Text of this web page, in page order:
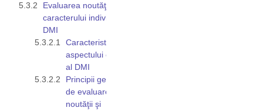
Evaluarea noutăţii şi
caracterului individual al
DMI
Caracteristicile
aspectului exterior
al DMI
Principii generale
de evaluare a
noutăţii şi